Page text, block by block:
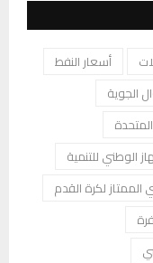
أسعار النفط
الجوية
الوطني للتنمية
الممتاز لكرة القدم